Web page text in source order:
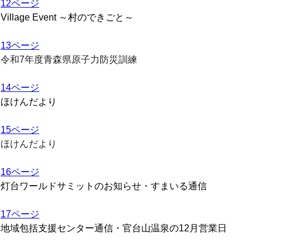
12ページ
Village Event ～村のできごと～
13ページ
令和7年度青森県原子力防災訓練
14ページ
ほけんだより
15ページ
ほけんだより
16ページ
灯台ワールドサミットのお知らせ・すまいる通信
17ページ
地域包括支援センター通信・官台山温泉の12月営業日